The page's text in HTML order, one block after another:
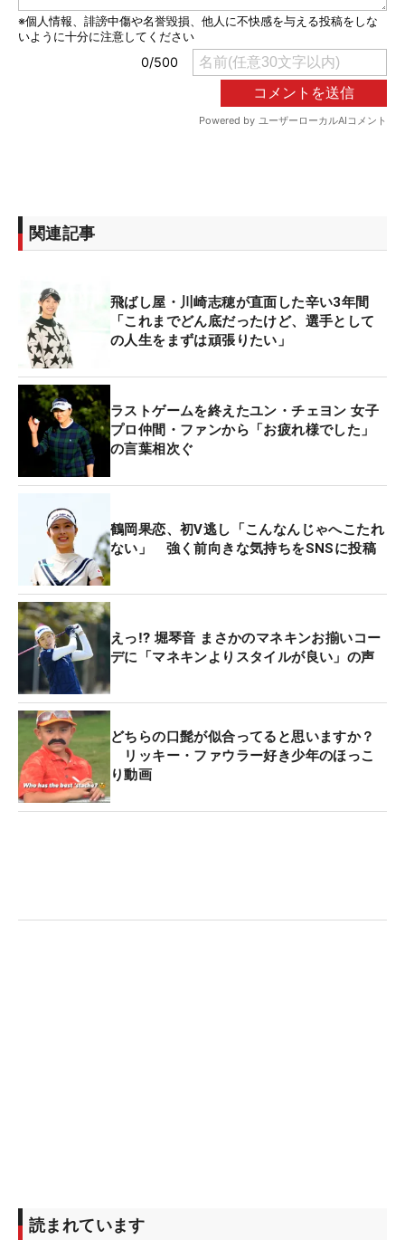
関連記事
飛ばし屋・川崎志穂が直面した辛い3年間
「これまでどん底だったけど、選手として
の人生をまずは頑張りたい」
ラストゲームを終えたユン・チェヨン 女子
プロ仲間・ファンから「お疲れ様でした」
の言葉相次ぐ
鶴岡果恋、初V逃し「こんなんじゃへこたれ
ない」 強く前向きな気持ちをSNSに投稿
えっ⁉ 堀琴音 まさかのマネキンお揃いコー
デに「マネキンよりスタイルが良い」の声
どちらの口髭が似合ってると思いますか？
リッキー・ファウラー好き少年のほっこ
り動画
読まれています